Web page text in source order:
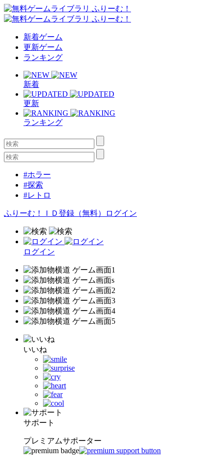
新着ゲーム
更新ゲーム
ランキング
新着
更新
ランキング
#ホラー
#探索
#レトロ
ふりーむ！ＩＤ登録（無料） ログイン
ログイン
いいね
サポート
プレミアムサポーター